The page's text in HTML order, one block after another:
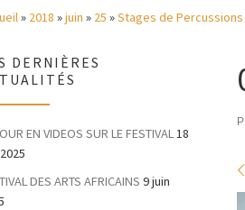
» 2018 »juin » 25 »Stages de
DERNIÈRES
EN VIDEOS SUR LE FESTIVAL18
DES ARTS AFRICAINS 9 juin